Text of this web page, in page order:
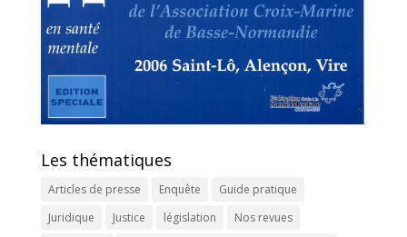
Les thématiques
Articles de presse Enquête
Guide pratique
Juridique
Justice législation Nos revues